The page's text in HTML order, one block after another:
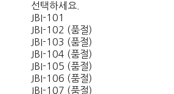
선택하세요.
JBI-101
JBI-102 (품절)
JBI-103 (품절)
JBI-104 (품절)
JBI-105 (품절)
JBI-106 (품절)
JBI-107 (품절)